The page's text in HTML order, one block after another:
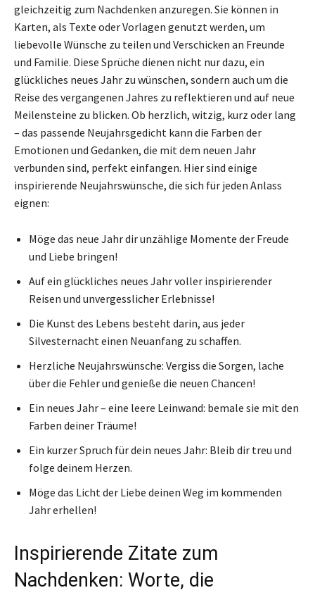
gleichzeitig zum Nachdenken anzuregen. Sie können in
Karten, als Texte oder Vorlagen genutzt werden, um
liebevolle Wünsche zu teilen und Verschicken an Freunde
und Familie. Diese Sprüche dienen nicht nur dazu, ein
glückliches neues Jahr zu wünschen, sondern auch um die
Reise des vergangenen Jahres zu reflektieren und auf neue
Meilensteine zu blicken. Ob herzlich, witzig, kurz oder lang
– das passende Neujahrsgedicht kann die Farben der
Emotionen und Gedanken, die mit dem neuen Jahr
verbunden sind, perfekt einfangen. Hier sind einige
inspirierende Neujahrswünsche, die sich für jeden Anlass
eignen:
Möge das neue Jahr dir unzählige Momente der Freude
und Liebe bringen!
Auf ein glückliches neues Jahr voller inspirierender
Reisen und unvergesslicher Erlebnisse!
Die Kunst des Lebens besteht darin, aus jeder
Silvesternacht einen Neuanfang zu schaffen.
Herzliche Neujahrswünsche: Vergiss die Sorgen, lache
über die Fehler und genieße die neuen Chancen!
Ein neues Jahr – eine leere Leinwand: bemale sie mit den
Farben deiner Träume!
Ein kurzer Spruch für dein neues Jahr: Bleib dir treu und
folge deinem Herzen.
Möge das Licht der Liebe deinen Weg im kommenden
Jahr erhellen!
Inspirierende Zitate zum
Nachdenken: Worte, die